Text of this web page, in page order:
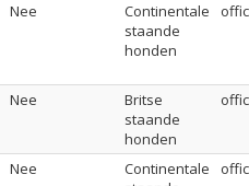
Nee
Continentale
staande
honden
Nee
Britse
staande
honden
Nee
Continentale